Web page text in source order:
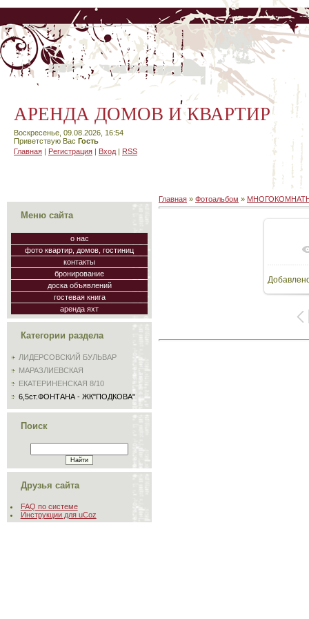
АРЕНДА ДОМОВ И КВАРТИР
Воскресенье, 09.08.2026, 16:54
Приветствую Вас Гость
Главная | Регистрация | Вход | RSS
Меню сайта
о нас
фото квартир, домов, гостиниц
контакты
бронирование
доска объявлений
гостевая книга
аренда яхт
Категории раздела
ЛИДЕРСОВСКИЙ БУЛЬВАР
МАРАЗЛИЕВСКАЯ
ЕКАТЕРИНЕНСКАЯ 8/10
6,5ст.ФОНТАНА - ЖК"ПОДКОВА"
Поиск
Друзья сайта
FAQ по системе
Инструкции для uCoz
Главная » Фотоальбом »